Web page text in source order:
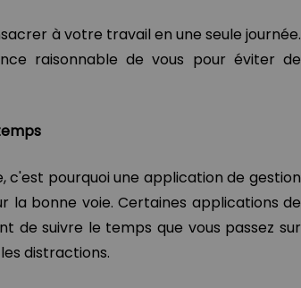
à votre travail en une seule journée.
raisonnable de vous pour éviter de
c'est pourquoi une application de gestion
la bonne voie. Certaines applications de
de suivre le temps que vous passez sur
distractions.